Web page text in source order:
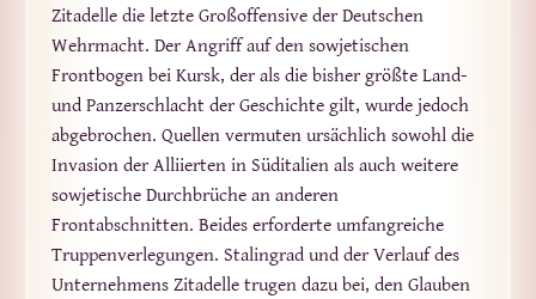
Zitadelle die letzte Großoffensive der Deutschen
Wehrmacht. Der Angriff auf den sowjetischen
Frontbogen bei Kursk, der als die bisher größte Land-
und Panzerschlacht der Geschichte gilt, wurde jedoch
abgebrochen. Quellen vermuten ursächlich sowohl die
Invasion der Alliierten in Süditalien als auch weitere
sowjetische Durchbrüche an anderen
Frontabschnitten. Beides erforderte umfangreiche
Truppenverlegungen. Stalingrad und der Verlauf des
Unternehmens Zitadelle trugen dazu bei, den Glauben